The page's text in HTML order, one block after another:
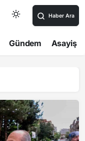
Haber Ara
Gündem Asayiş